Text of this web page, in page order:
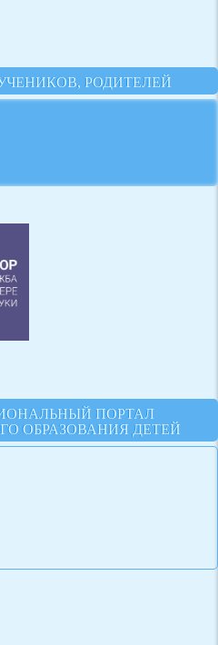
РОДИТЕЛЕЙ
ПОРТАЛ
ОБРАЗОВАНИЯ ДЕТЕЙ